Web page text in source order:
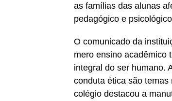
as famílias das alunas
pedagógico e
O comunicado da
mero ensino acadêmico
integral do ser humano.
conduta ética são
colégio destacou a